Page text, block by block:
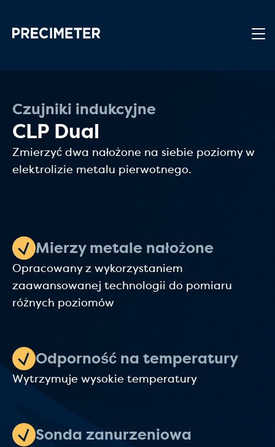
Czujniki indukcyjne
CLP Dual
Zmierzyć dwa nałożone na siebie poziomy w
elektrolizie metalu pierwotnego.
Mierzy metale nałożone
Opracowany z wykorzystaniem
zaawansowanej technologii do pomiaru
różnych poziomów
Odporność na temperatury
Wytrzymuje wysokie temperatury
Sonda zanurzeniowa